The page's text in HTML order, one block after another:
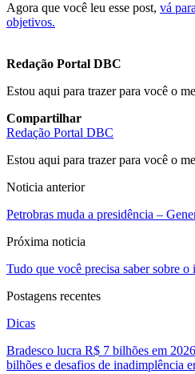
Agora que você leu esse post, vá
objetivos.
Redação Portal DBC
Estou aqui para trazer para você o
Compartilhar
Redação Portal DBC
Estou aqui para trazer para você o
Noticia anterior
Petrobras muda a presidência –
Próxima noticia
Tudo que você precisa saber sobre o
Postagens recentes
Dicas
Bradesco lucra R$ 7 bilhões em
bilhões e desafios de inadimplência